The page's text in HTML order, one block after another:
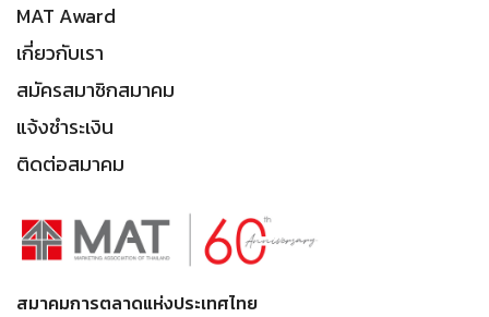
MAT Award
เกี่ยวกับเรา
สมัครสมาชิกสมาคม
แจ้งชำระเงิน
ติดต่อสมาคม
สมาคมการตลาดแห่งประเทศไทย